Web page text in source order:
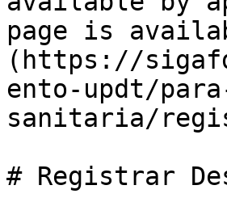
page is
(https://
ento-updt/
sanitaria/
# Registrar